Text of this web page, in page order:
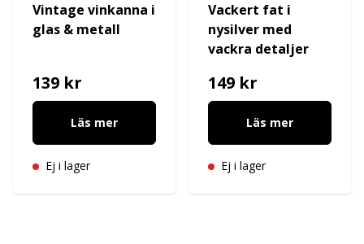
Vintage vinkanna i
glas & metall
139 kr
Läs mer
Ej i lager
Vackert fat i
nysilver med
vackra detaljer
149 kr
Läs mer
Ej i lager